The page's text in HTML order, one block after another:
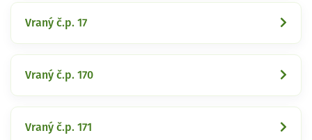
Vraný č.p. 17
Vraný č.p. 170
Vraný č.p. 171